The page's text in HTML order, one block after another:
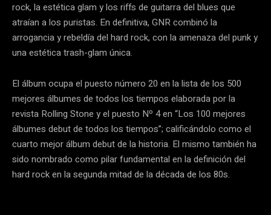
rock, la estética glam y los riffs de guitarra del blues que
atraían a los puristas. En definitiva, GNR combinó la
arrogancia y rebeldía del hard rock, con la amenaza del punk y
una estética trash-glam única.
El álbum ocupa el puesto número 20 en la lista de los 500
mejores álbumes de todos los tiempos elaborada por la
revista Rolling Stone y el puesto Nº 4 en “Los 100 mejores
álbumes debut de todos los tiempos”; calificándolo como el
cuarto mejor álbum debut de la historia. El mismo también ha
sido nombrado como pilar fundamental en la definición del
hard rock en la segunda mitad de la década de los 80s.